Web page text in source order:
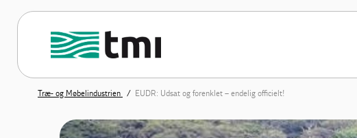
Træ- og Møbelindustrien EUDR: Udsat og forenklet – endelig officielt!